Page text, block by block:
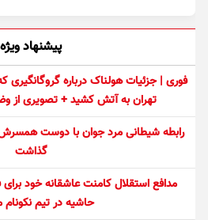
پیشنهاد ویژه
فوری | جزئیات هولناک درباره گروگانگیری
تهران به آتش کشید + تصویری از
رابطه شیطانی مرد جوان با دوست
گذاشت
مدافع استقلال کامنت عاشقانه خود
حاشیه در تیم